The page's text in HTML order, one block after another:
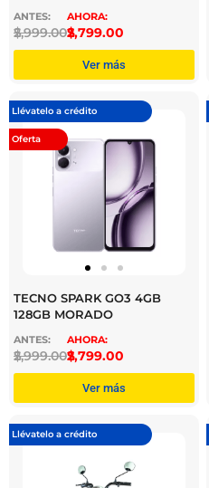
$
2,999.00$
2,799.00
Ver más
Llévatelo a crédito
Oferta
TECNO SPARK GO3 4GB
128GB MORADO
$
2,999.00$
2,799.00
Ver más
Llévatelo a crédito